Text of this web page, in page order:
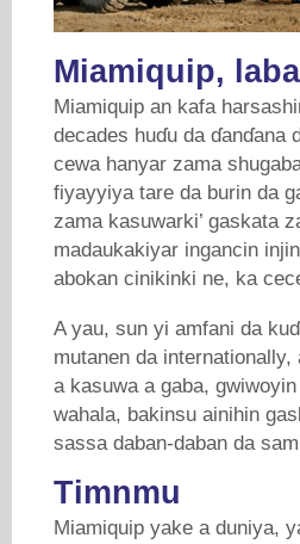
Miamiquip,
Miamiquip an kafa
decades huɗu da ɗanɗana
cewa hanyar zama
fiyayyiya tare da burin da
zama kasuwarki’ gaskata
madaukakiyar ingancin
abokan cinikinki ne, ka
A yau, sun yi amfani da
mutanen da
a kasuwa a gaba,
wahala, bakinsu ainihin
sassa daban-daban da
Timnmu
Miamiquip yake a duniya,